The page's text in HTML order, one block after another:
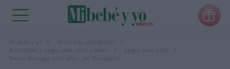

Mi bebé y yo
Niños más inteligentes
Actividades y juegos para niños y bebés